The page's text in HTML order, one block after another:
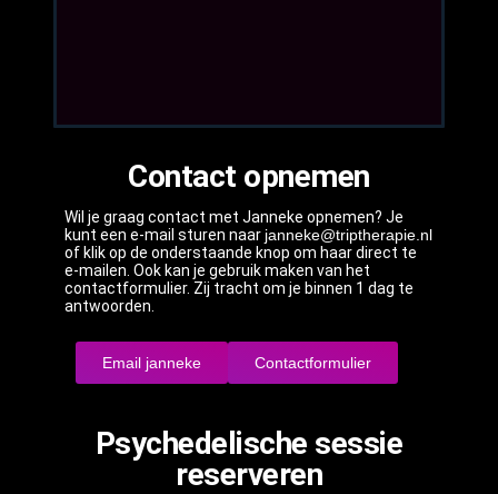
Contact opnemen
Wil je graag contact met Janneke opnemen? Je
kunt een e-mail sturen naar janneke@triptherapie.nl
of klik op de onderstaande knop om haar direct te
e-mailen. Ook kan je gebruik maken van het
contactformulier. Zij tracht om je binnen 1 dag te
antwoorden.
Email janneke Contactformulier
Psychedelische sessie
reserveren